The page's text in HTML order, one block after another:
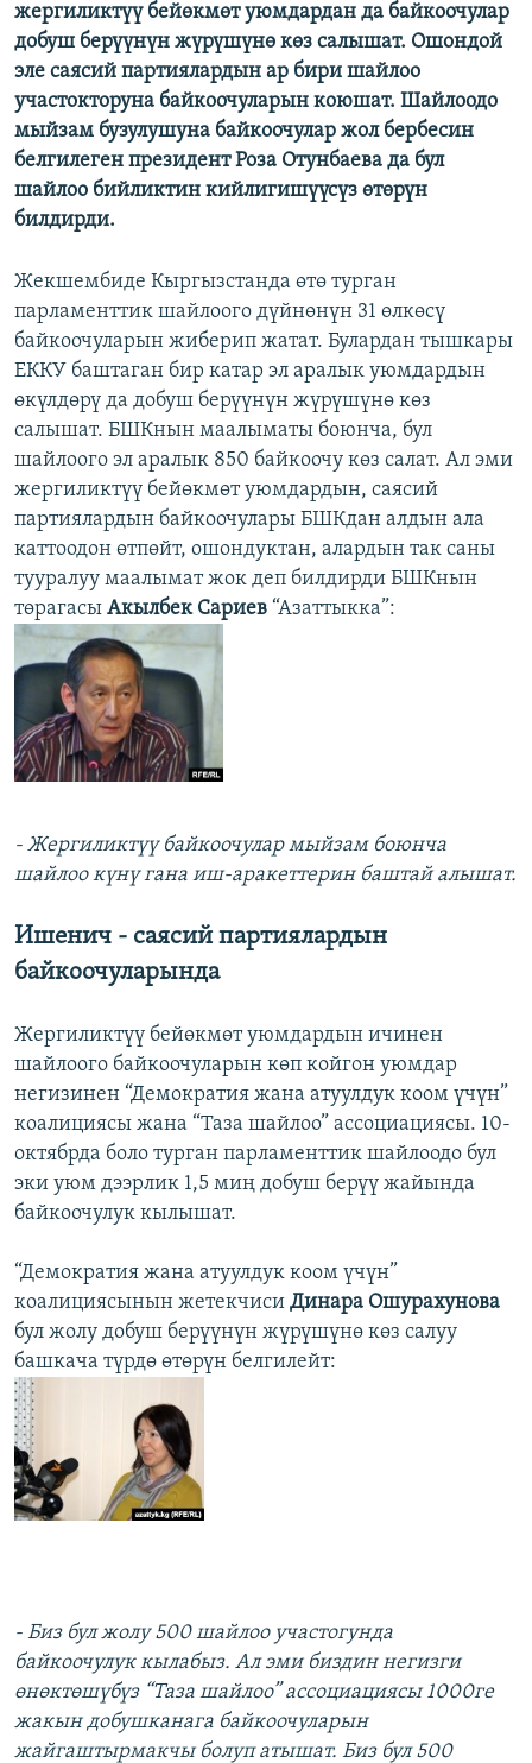
жергиликтүү бейөкмөт уюмдардан да байкоочулар
добуш берүүнүн жүрүшүнө көз салышат. Ошондой
эле саясий партиялардын ар бири шайлоо
участокторуна байкоочуларын коюшат. Шайлоодо
мыйзам бузулушуна байкоочулар жол бербесин
белгилеген президент Роза Отунбаева да бул
шайлоо бийликтин кийлигишүүсүз өтөрүн
билдирди.
Жекшембиде Кыргызстанда өтө турган
парламенттик шайлоого дүйнөнүн 31 өлкөсү
байкоочуларын жиберип жатат. Булардан тышкары
ЕККУ баштаган бир катар эл аралык уюмдардын
өкүлдөрү да добуш берүүнүн жүрүшүнө көз
салышат. БШКнын маалыматы боюнча, бул
шайлоого эл аралык 850 байкоочу көз салат. Ал эми
жергиликтүү бейөкмөт уюмдардын, саясий
партиялардын байкоочулары БШКдан алдын ала
каттоодон өтпөйт, ошондуктан, алардын так саны
тууралуу маалымат жок деп билдирди БШКнын
төрагасы Акылбек Сариев “Азаттыкка”:
- Жергиликтүү байкоочулар мыйзам боюнча
шайлоо күнү гана иш-аракеттерин баштай алышат.
Ишенич - саясий партиялардын
байкоочуларында
Жергиликтүү бейөкмөт уюмдардын ичинен
шайлоого байкоочуларын көп койгон уюмдар
негизинен “Демократия жана атуулдук коом үчүн”
коалициясы жана “Таза шайлоо” ассоциациясы. 10-
октябрда боло турган парламенттик шайлоодо бул
эки уюм дээрлик 1,5 миң добуш берүү жайында
байкоочулук кылышат.
“Демократия жана атуулдук коом үчүн”
коалициясынын жетекчиси Динара Ошурахунова
бул жолу добуш берүүнүн жүрүшүнө көз салуу
башкача түрдө өтөрүн белгилейт:
- Биз бул жолу 500 шайлоо участогунда
байкоочулук кылабыз. Ал эми биздин негизги
өнөктөшүбүз “Таза шайлоо” ассоциациясы 1000ге
жакын добушканага байкоочуларын
жайгаштырмакчы болуп атышат. Биз бул 500